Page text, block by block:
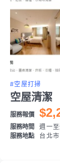
#空屋打掃
空屋清潔
服務報價
服務時間
週一
服務地點
台北